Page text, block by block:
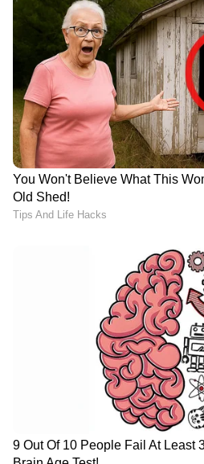
LATEST VIDEOS
ഫരീദാബാദില്‍ സ്‌കൂള്‍
വരാന്തയില്‍
കുത്തിക്കൊന്നു |
News
വിവാഹത്തിന്
വാക്കുതർക്കത്തിന്
നൃത്ത അധ്യാപികയെ
ഞെരിച്ച് കൊലപ്പെടുത്തി